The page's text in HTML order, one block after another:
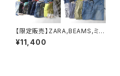
【限定販売】ZARA,BEAMS,ミキ
ハウス,組曲,ANGEL BLUE,JE
NNI,プティマイン,む～のんのん
¥11,400